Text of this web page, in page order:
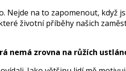
Nejde na to zapomenout,
životní příběhy našich
nemá zrovna na růžích